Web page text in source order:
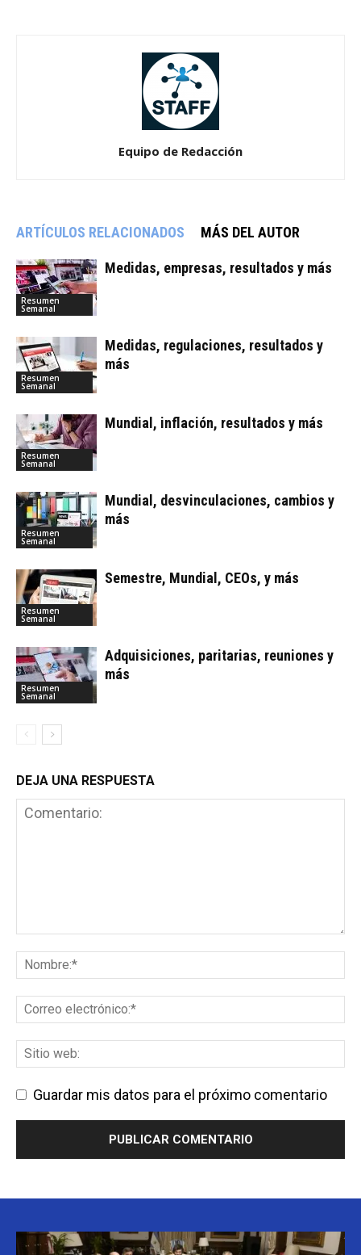
Equipo de Redacción
ARTÍCULOS RELACIONADOS MÁS DEL AUTOR
Resumen
Semanal
Medidas, empresas, resultados y más
Resumen
Semanal
Medidas, regulaciones, resultados y
más
Resumen
Semanal
Mundial, inflación, resultados y más
Resumen
Semanal
Mundial, desvinculaciones, cambios y
más
Resumen
Semanal
Semestre, Mundial, CEOs, y más
Resumen
Semanal
Adquisiciones, paritarias, reuniones y
más
DEJA UNA RESPUESTA
Guardar mis datos para el próximo comentario